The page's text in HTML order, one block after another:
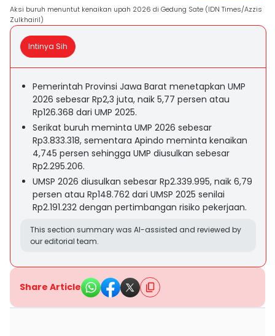
Aksi buruh menuntut kenaikan upah 2026 di Gedung Sate (IDN Times/Azzis
Zulkhairil)
Intinya Sih
Pemerintah Provinsi Jawa Barat menetapkan UMP
2026 sebesar Rp2,3 juta, naik 5,77 persen atau
Rp126.368 dari UMP 2025.
Serikat buruh meminta UMP 2026 sebesar
Rp3.833.318, sementara Apindo meminta kenaikan
4,745 persen sehingga UMP diusulkan sebesar
Rp2.295.206.
UMSP 2026 diusulkan sebesar Rp2.339.995, naik 6,79
persen atau Rp148.762 dari UMSP 2025 senilai
Rp2.191.232 dengan pertimbangan risiko pekerjaan.
This section summary was AI-assisted and reviewed by
our editorial team.
Share Article